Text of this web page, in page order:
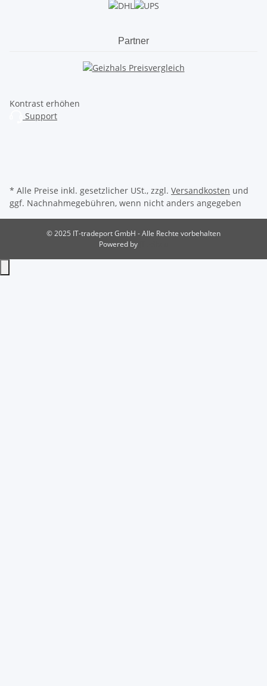
Partner
Kontrast erhöhen
Support
* Alle Preise inkl. gesetzlicher USt., zzgl. Versandkosten und
ggf. Nachnahmegebühren, wenn nicht anders angegeben
© 2025 IT-tradeport GmbH - Alle Rechte vorbehalten
Powered by